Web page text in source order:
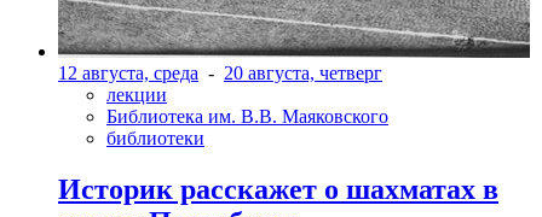
12 августа, среда - 20 августа, четверг
лекции
Библиотека им. В.В. Маяковского
библиотеки
Историк расскажет о шахматах в